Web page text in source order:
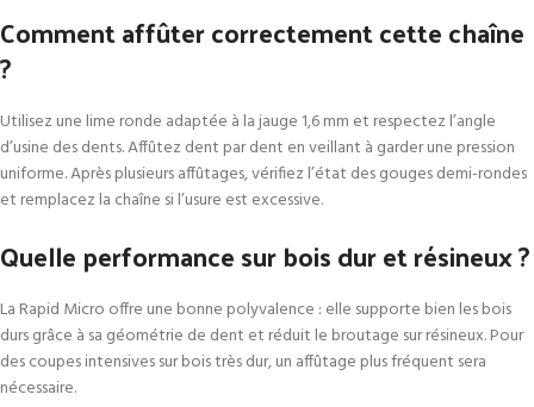
Comment affûter correctement cette chaîne
?
Utilisez une lime ronde adaptée à la jauge 1,6 mm et respectez l’angle
d’usine des dents. Affûtez dent par dent en veillant à garder une pression
uniforme. Après plusieurs affûtages, vérifiez l’état des gouges demi-rondes
et remplacez la chaîne si l’usure est excessive.
Quelle performance sur bois dur et résineux ?
La Rapid Micro offre une bonne polyvalence : elle supporte bien les bois
durs grâce à sa géométrie de dent et réduit le broutage sur résineux. Pour
des coupes intensives sur bois très dur, un affûtage plus fréquent sera
nécessaire.